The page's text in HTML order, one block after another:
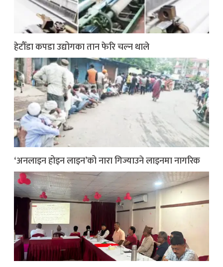
हेटौँडा कपडा उद्योगका तान फेरि चल्न थाले
‘अनलाइन होइन लाइन’को नारा गिज्याउने लाइनमा नागरिक